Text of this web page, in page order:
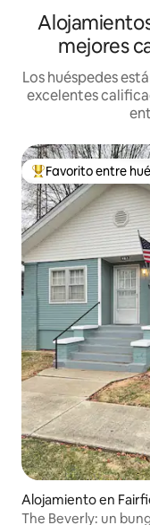
mejores
Los huéspedes
excelentes
Favorito entre los
Favorito entre
Alojamiento en
The Beverly: un